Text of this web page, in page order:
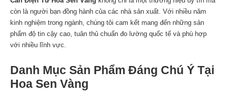
còn là người bạn đồng hành của các nhà sản xuất. Với nhiều năm
kinh nghiệm trong ngành, chúng tôi cam kết mang đến những sản
phẩm độ tin cậy cao, tuân thủ chuẩn đo lường quốc tế và phù hợp
với nhiều lĩnh vực.
Danh Mục Sản Phẩm Đáng Chú Ý Tại
Hoa Sen Vàng